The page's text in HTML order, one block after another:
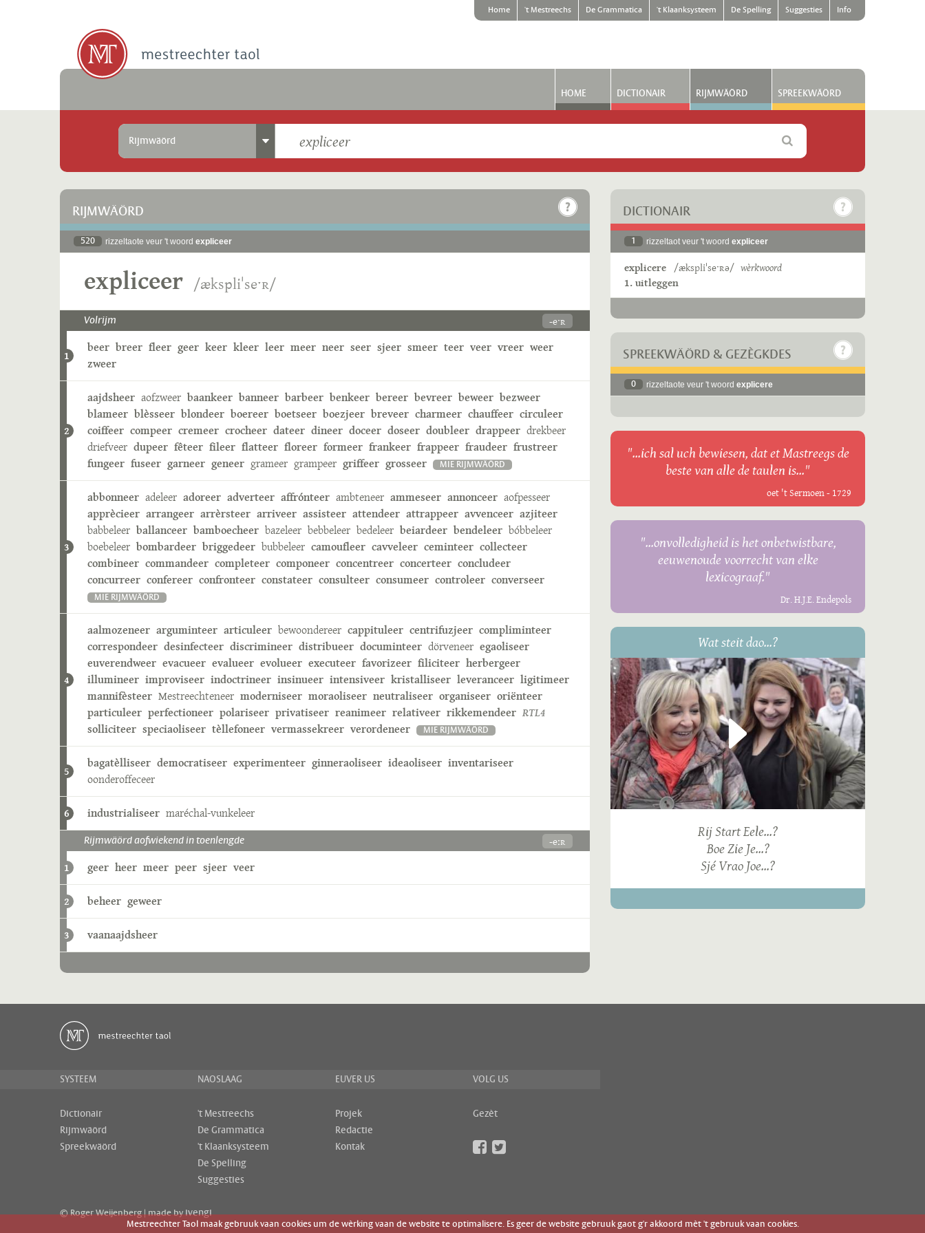
Home 't Mestreechs De Grammatica 't Klaanksysteem De Spelling Suggesties Info
HOME DICTIONAIR RIJMWÄÖRD SPREEKWÄÖRD
Rijmwäörd
RIJMWÄÖRD
520 rizzeltaote veur 't woord expliceer
expliceer /ækspliˈseˑʀ/
Volrijm -eˑʀ
1
beer breer fleer geer keer kleer leer meer neer seer sjeer smeer teer veer vreer weer
zweer
2
aajdsheer aofzweer baankeer banneer barbeer benkeer bereer bevreer beweer bezweer
blameer blèsseer blondeer boereer boetseer boezjeer breveer charmeer chauffeer circuleer
coiffeer compeer cremeer crocheer dateer dineer doceer doseer doubleer drappeer drekbeer
driefveer dupeer fêteer fileer flatteer floreer formeer frankeer frappeer fraudeer frustreer
fungeer fuseer garneer geneer grameer grampeer griffeer grosseer MIE RIJMWÄÖRD
3
abbonneer adeleer adoreer adverteer affrónteer ambteneer ammeseer annonceer aofpesseer
apprècieer arrangeer arrèrsteer arriveer assisteer attendeer attrappeer avvenceer azjiteer
babbeleer ballanceer bamboecheer bazeleer bebbeleer bedeleer beiardeer bendeleer bóbbeleer
boebeleer bombardeer briggedeer bubbeleer camoufleer cavveleer ceminteer collecteer
combineer commandeer completeer componeer concentreer concerteer concludeer
concurreer confereer confronteer constateer consulteer consumeer controleer converseer
MIE RIJMWÄÖRD
4
aalmozeneer arguminteer articuleer bewoondereer cappituleer centrifuzjeer compliminteer
correspondeer desinfecteer discrimineer distribueer documinteer dörveneer egaoliseer
euverendweer evacueer evalueer evolueer executeer favorizeer filiciteer herbergeer
illumineer improviseer indoctrineer insinueer intensiveer kristalliseer leveranceer ligitimeer
mannifèsteer Mestreechteneer moderniseer moraoliseer neutraliseer organiseer oriënteer
particuleer perfectioneer polariseer privatiseer reanimeer relativeer rikkemendeer RTL4
solliciteer speciaoliseer tèllefoneer vermassekreer verordeneer MIE RIJMWÄÖRD
5
bagatèlliseer democratiseer experimenteer ginneraoliseer ideaoliseer inventariseer
oonderoffeceer
6 industrialiseer maréchal-vunkeleer
Rijmwäörd aofwiekend in toenlengde -eːʀ
1 geer heer meer peer sjeer veer
2 beheer geweer
3 vaanaajdsheer
DICTIONAIR
1 rizzeltaot veur 't woord expliceer
explicere /ækspliˈseˑʀə/ wèrkwoord
1. uitleggen
SPREEKWÄÖRD & GEZÈGKDES
0 rizzeltaote veur 't woord explicere
"...ich sal uch bewiesen, dat et Mastreegs de
beste van alle de taulen is..."
oet 't Sermoen - 1729
"...onvolledigheid is het onbetwistbare,
eeuwenoude voorrecht van elke
lexicograaf."
Dr. H.J.E. Endepols
Wat steit dao...?
Rij Start Eele...?
Boe Zie Je...?
Sjé Vrao Joe...?
SYSTEEM
Dictionair
Rijmwäörd
Spreekwäörd
NAOSLAAG
't Mestreechs
De Grammatica
't Klaanksysteem
De Spelling
Suggesties
EUVER US
Projek
Redactie
Kontak
VOLG US
Gezèt
© Roger Weijenberg | made byivengi
Mestreechter Taol maak gebruuk vaan cookies um de wèrking vaan de website te optimalisere. Es geer de website gebruuk gaot g'r akkoord mèt 't gebruuk vaan cookies.